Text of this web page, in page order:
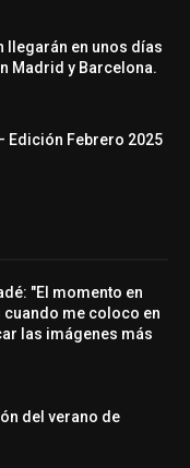
llegarán en unos días
Madrid y Barcelona.
Edición Febrero 2025
"El momento en
me coloco en
las imágenes más
del verano de